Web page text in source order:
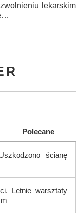
lekarskim
Polecane
ścianę
Letnie warsztaty